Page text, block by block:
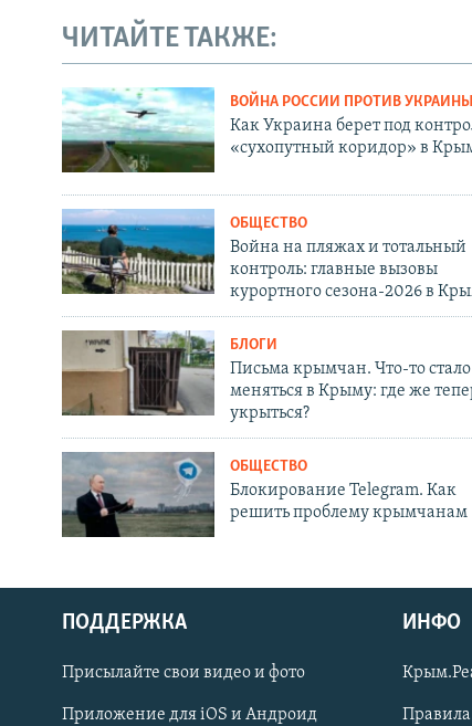
Українською
Qırımtatar
ЧИТАЙТЕ ТАКЖЕ:
ВОЙНА РОССИИ ПРОТИВ УКРАИНЫ
Как Украина берет под
«сухопутный коридор» в
ОБЩЕСТВО
Война на пляжах и тотальный
контроль: главные вызовы
курортного сезона-2026 в
БЛОГИ
Письма крымчан. Что-то стало
меняться в Крыму: где же
укрыться?
ОБЩЕСТВО
Блокирование Telegram. Как
решить проблему крымчанам
ПОДДЕРЖКА
Присылайте свои видео и фото
Приложение для iOS и Андроид
ИНФО